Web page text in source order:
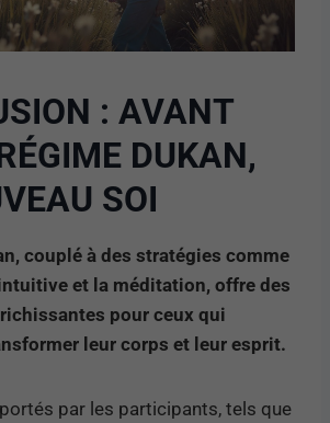
: AVANT
DUKAN,
SOI
couplé à des stratégies comme
et la méditation, offre des
pour ceux qui
leur corps et leur esprit.
par les participants, tels que